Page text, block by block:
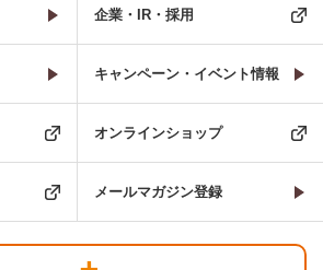
企業・IR・採用
キャンペーン・イベント情報
オンラインショップ
メールマガジン登録